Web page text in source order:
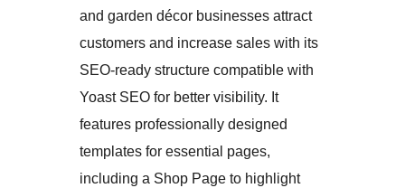
and garden décor businesses attract
customers and increase sales with its
SEO-ready structure compatible with
Yoast SEO for better visibility. It
features professionally designed
templates for essential pages,
including a Shop Page to highlight